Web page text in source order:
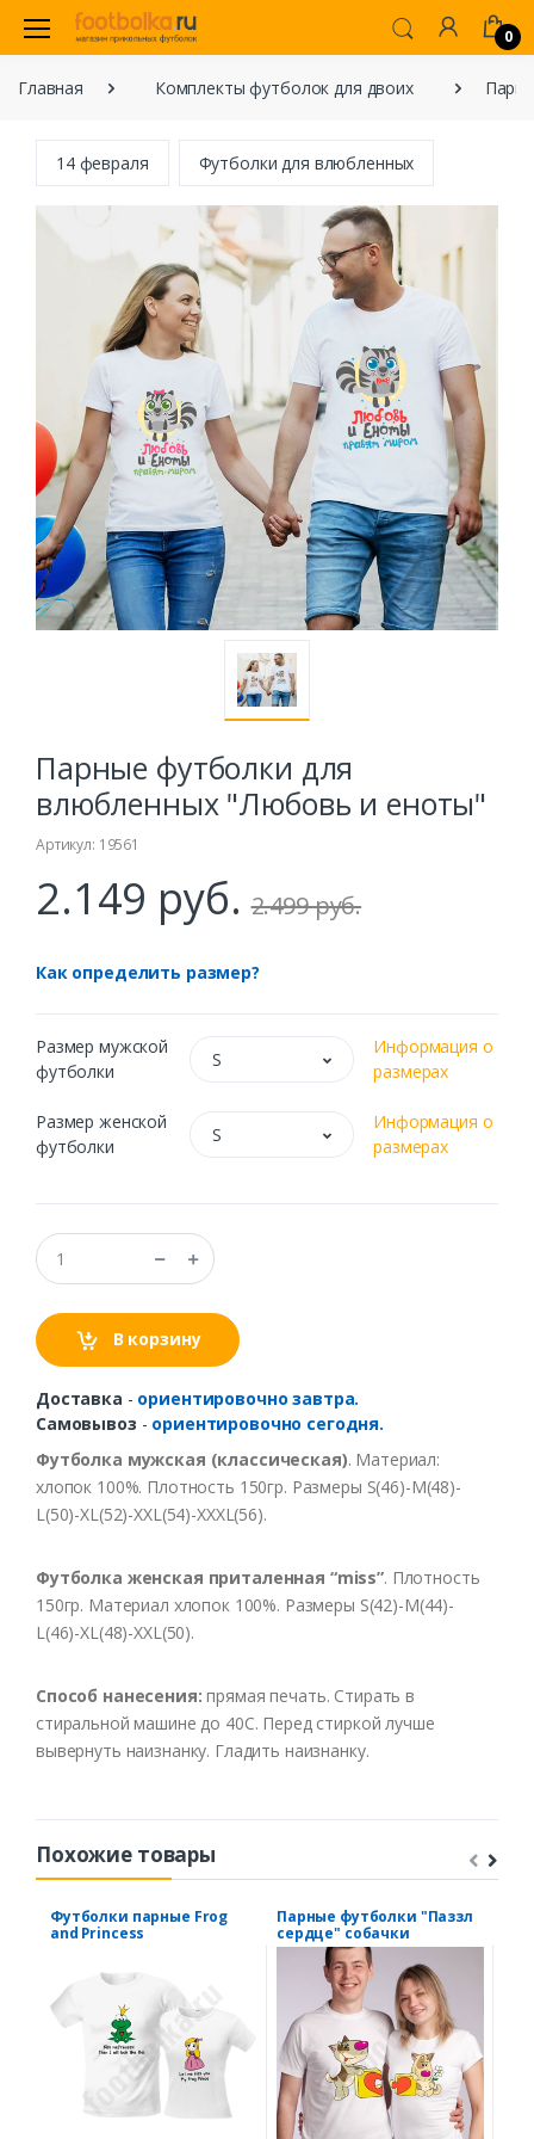
0
Главная Комплекты футболок для двоих
14 февраля Футболки для влюбленных
Парные футболки для
влюбленных "Любовь и еноты"
Артикул: 19561
2.149 руб. 2.499 руб.
Как определить размер?
Размер мужской
футболки
S
Информация о
размерах
Размер женской
футболки
S
Информация о
размерах
В корзину
Доставка - ориентировочно завтра.
Самовывоз - ориентировочно сегодня.
Футболка мужская (классическая). Материал:
хлопок 100%. Плотность 150гр. Размеры S(46)-M(48)-
L(50)-XL(52)-XXL(54)-XXXL(56).
Футболка женская приталенная “miss”. Плотность
150гр. Материал хлопок 100%. Размеры S(42)-M(44)-
L(46)-XL(48)-XXL(50).
Способ нанесения:прямая печать. Стирать в
стиральной машине до 40С. Перед стиркой лучше
вывернуть наизнанку. Гладить наизнанку.
Похожие товары
Футболки парные Frog
and Princess
Парные футболки "Паззл
сердце" собачки